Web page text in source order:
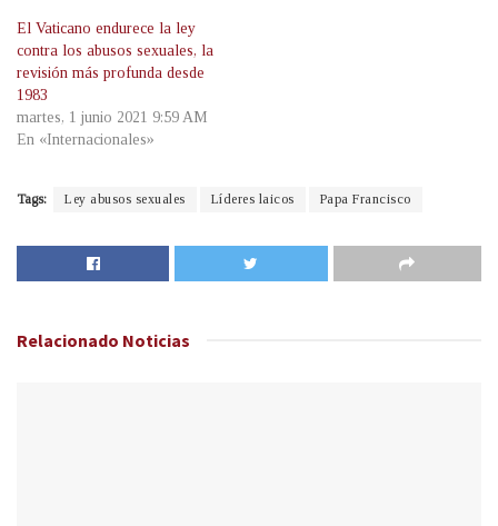
El Vaticano endurece la ley
contra los abusos sexuales, la
revisión más profunda desde
1983
martes, 1 junio 2021 9:59 AM
En «Internacionales»
Tags: Ley abusos sexuales Líderes laicos Papa Francisco
Relacionado Noticias